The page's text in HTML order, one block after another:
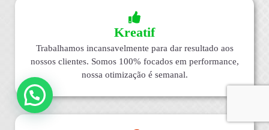
Kreatif
Trabalhamos incansavelmente para dar resultado aos
nossos clientes. Somos 100% focados em performance,
nossa otimização é semanal.